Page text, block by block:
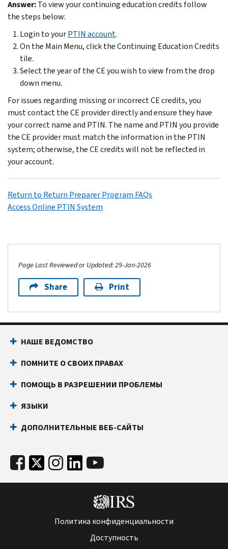
Answer:To view your continuing education credits follow
the steps below:
Login to yourPTIN account.
On the Main Menu, click the Continuing Education Credits
tile.
Select the year of the CE you wish to view from the drop
down menu.
For issues regarding missing or incorrect CE credits, you
must contact the CE provider directly and ensure they have
your correct name and PTIN. The name and PTIN you provide
the CE provider must match the information in the PTIN
system; otherwise, the CE credits will not be reflected in
your account.
Return to Return Preparer Program FAQs
Access Online PTIN System
Page Last Reviewed or Updated: 29-Jan-2026
Share Print
НАШЕ ВЕДОМСТВО
ПОМНИТЕ О СВОИХ ПРАВАХ
ПОМОЩЬ В РАЗРЕШЕНИИ ПРОБЛЕМЫ
ЯЗЫКИ
ДОПОЛНИТЕЛЬНЫЕ ВЕБ-САЙТЫ
Политика конфиденциальности
Доступность